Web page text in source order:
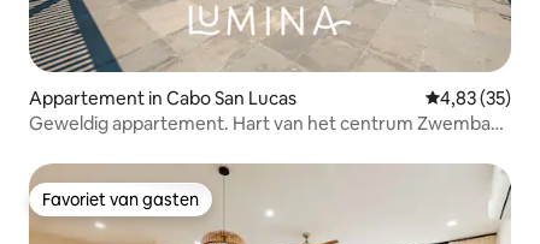
Appartement in Cabo San Lucas Gemiddelde
4,83 (35)
Geweldig appartement. Hart van het centrum Zwembad
Favoriet van gasten
Favoriet van gasten